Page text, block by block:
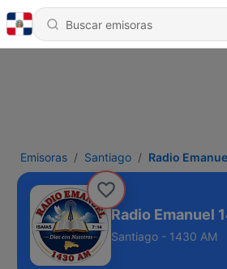
Emisoras Santiago Radio
Radio Emanuel
Santiago - 1430 AM